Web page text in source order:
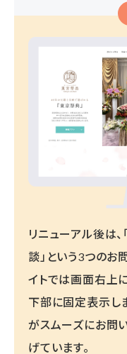
リニューアル後は、
談」という3つのお
イトでは画面右上
下部に固定表示し
がスムーズにお問
げています。